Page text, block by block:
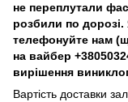
не переплутали
розбили по
телефонуйте нам
на вайбер
вирішення
Вартість доставки